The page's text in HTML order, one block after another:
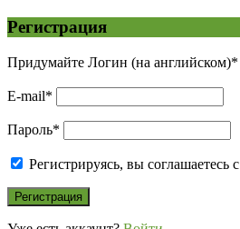
Регистрация
Придумайте Логин (на английском)*
E-mail*
Пароль*
Регистрируясь, вы соглашаетесь с